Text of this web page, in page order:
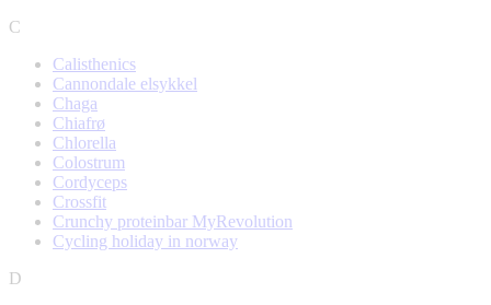
C
Calisthenics
Cannondale elsykkel
Chaga
Chiafrø
Chlorella
Colostrum
Cordyceps
Crossfit
Crunchy proteinbar MyRevolution
Cycling holiday in norway
D